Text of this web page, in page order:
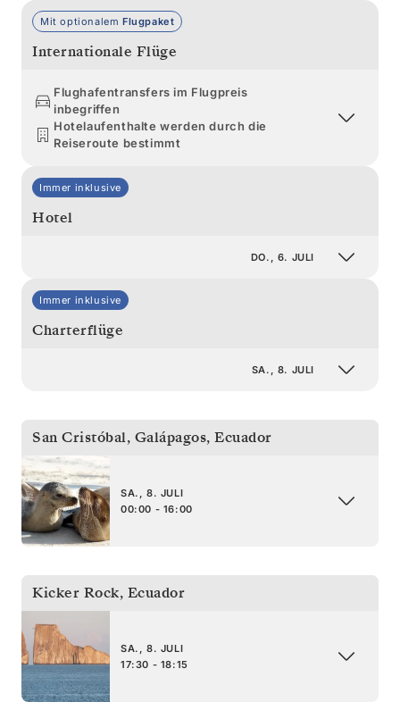
Mit optionalem Flugpaket
Internationale Flüge
Flughafentransfers im Flugpreis
inbegriffen
Hotelaufenthalte werden durch die
Reiseroute bestimmt
Immer inklusive
Hotel
DO., 6. JULI
Immer inklusive
Charterflüge
SA., 8. JULI
San Cristóbal, Galápagos, Ecuador
SA., 8. JULI
00:00 - 16:00
Kicker Rock, Ecuador
SA., 8. JULI
17:30 - 18:15